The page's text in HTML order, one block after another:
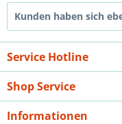
Kunden haben sich
Service Hotline
Shop Service
Informationen